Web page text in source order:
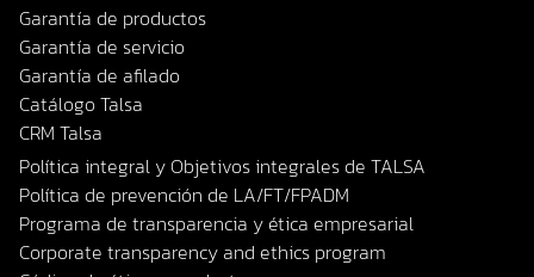
Garantía de productos
Garantía de servicio
Garantía de afilado
Catálogo Talsa
CRM Talsa
Política integral y Objetivos integrales de TALSA
Política de prevención de LA/FT/FPADM
Programa de transparencia y ética empresarial
Corporate transparency and ethics program